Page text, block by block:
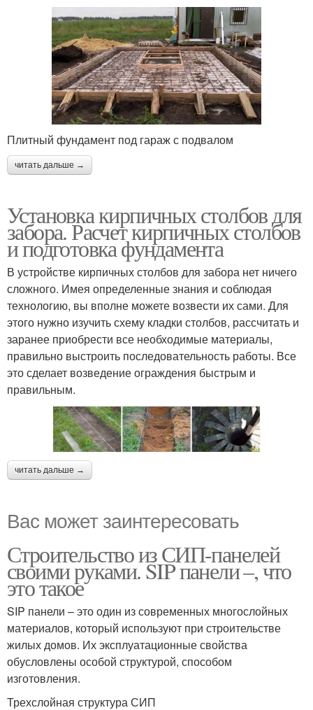
Плитный фундамент под гараж с подвалом
читать дальше →
Установка кирпичных столбов для
забора. Расчет кирпичных столбов
и подготовка фундамента
В устройстве кирпичных столбов для забора нет ничего
сложного. Имея определенные знания и соблюдая
технологию, вы вполне можете возвести их сами. Для
этого нужно изучить схему кладки столбов, рассчитать и
заранее приобрести все необходимые материалы,
правильно выстроить последовательность работы. Все
это сделает возведение ограждения быстрым и
правильным.
читать дальше →
Вас может заинтересовать
Строительство из СИП-панелей
своими руками. SIP панели –, что
это такое
SIP панели – это один из современных многослойных
материалов, который используют при строительстве
жилых домов. Их эксплуатационные свойства
обусловлены особой структурой, способом
изготовления.
Трехслойная структура СИП